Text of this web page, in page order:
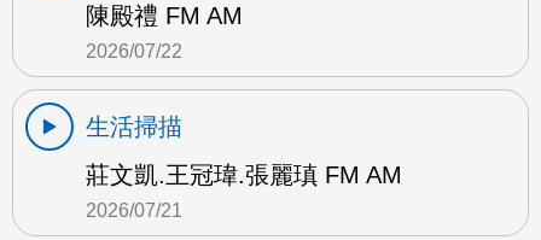
陳殿禮 FM AM
2026/07/22
生活掃描
莊文凱.王冠瑋.張麗瑱 FM AM
2026/07/21